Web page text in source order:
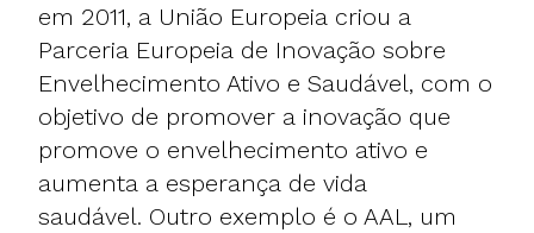
em 2011, a União Europeia criou a
Parceria Europeia de Inovação sobre
Envelhecimento Ativo e Saudável, com o
objetivo de promover a inovação que
promove o envelhecimento ativo e
aumenta a esperança de vida
saudável. Outro exemplo é o AAL, um